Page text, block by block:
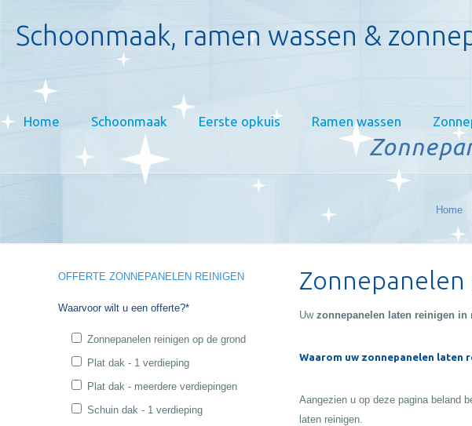
Schoonmaak, ramen wassen &
Home Schoonmaak Eerste opkuis Ramen wassen
Home
OFFERTE ZONNEPANELEN REINIGEN
Waarvoor wilt u een offerte?*
Zonnepanelen reinigen op de grond
Plat dak - 1 verdieping
Plat dak - meerdere verdiepingen
Schuin dak - 1 verdieping
Zonnepanelen
Uw zonnepanelen laten reinigen in
Waarom uw zonnepanelen laten
Aangezien u op deze pagina beland
laten reinigen.